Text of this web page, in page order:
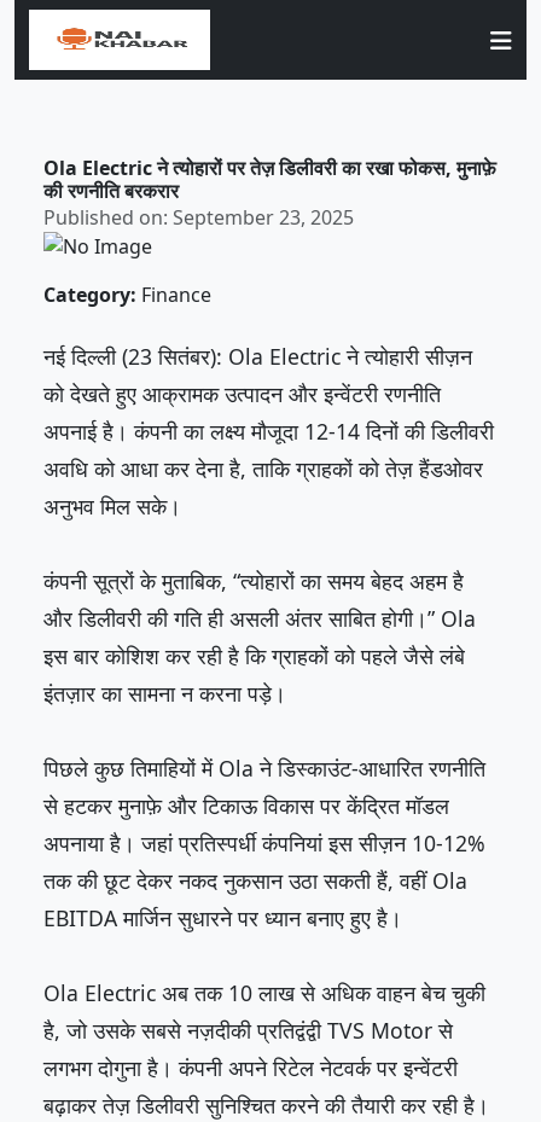
Ola Electric ने त्योहारों पर तेज़ डिलीवरी का रखा फोकस, मुनाफ़े
की रणनीति बरकरार
Published on: September 23, 2025
Category: Finance
नई दिल्ली (23 सितंबर): Ola Electric ने त्योहारी सीज़न
को देखते हुए आक्रामक उत्पादन और इन्वेंटरी रणनीति
अपनाई है। कंपनी का लक्ष्य मौजूदा 12-14 दिनों की डिलीवरी
अवधि को आधा कर देना है, ताकि ग्राहकों को तेज़ हैंडओवर
अनुभव मिल सके।
कंपनी सूत्रों के मुताबिक, “त्योहारों का समय बेहद अहम है
और डिलीवरी की गति ही असली अंतर साबित होगी।” Ola
इस बार कोशिश कर रही है कि ग्राहकों को पहले जैसे लंबे
इंतज़ार का सामना न करना पड़े।
पिछले कुछ तिमाहियों में Ola ने डिस्काउंट-आधारित रणनीति
से हटकर मुनाफ़े और टिकाऊ विकास पर केंद्रित मॉडल
अपनाया है। जहां प्रतिस्पर्धी कंपनियां इस सीज़न 10-12%
तक की छूट देकर नकद नुकसान उठा सकती हैं, वहीं Ola
EBITDA मार्जिन सुधारने पर ध्यान बनाए हुए है।
Ola Electric अब तक 10 लाख से अधिक वाहन बेच चुकी
है, जो उसके सबसे नज़दीकी प्रतिद्वंद्वी TVS Motor से
लगभग दोगुना है। कंपनी अपने रिटेल नेटवर्क पर इन्वेंटरी
बढ़ाकर तेज़ डिलीवरी सुनिश्चित करने की तैयारी कर रही है।